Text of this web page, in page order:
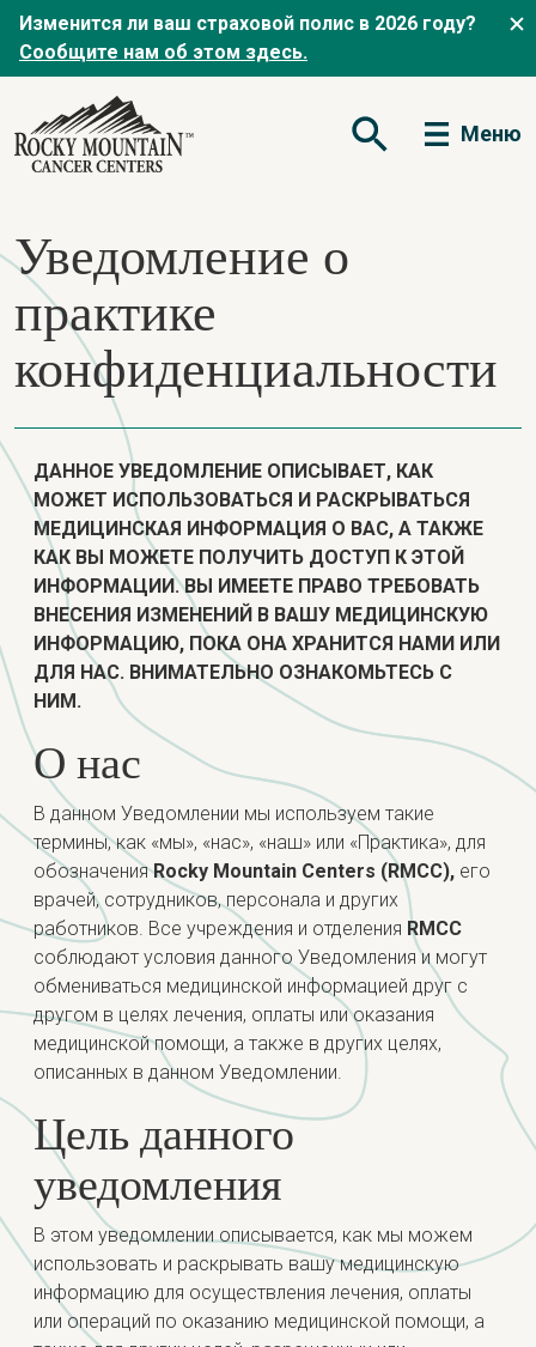
Изменится ли ваш страховой полис в 2026 году?
Сообщите нам об этом здесь.
Открытая форма
Меню
Уведомление о
практике
конфиденциальности
ДАННОЕ УВЕДОМЛЕНИЕ ОПИСЫВАЕТ, КАК
МОЖЕТ ИСПОЛЬЗОВАТЬСЯ И РАСКРЫВАТЬСЯ
МЕДИЦИНСКАЯ ИНФОРМАЦИЯ О ВАС, А ТАКЖЕ
КАК ВЫ МОЖЕТЕ ПОЛУЧИТЬ ДОСТУП К ЭТОЙ
ИНФОРМАЦИИ. ВЫ ИМЕЕТЕ ПРАВО ТРЕБОВАТЬ
ВНЕСЕНИЯ ИЗМЕНЕНИЙ В ВАШУ МЕДИЦИНСКУЮ
ИНФОРМАЦИЮ, ПОКА ОНА ХРАНИТСЯ НАМИ ИЛИ
ДЛЯ НАС. ВНИМАТЕЛЬНО ОЗНАКОМЬТЕСЬ С
НИМ.
О нас
В данном Уведомлении мы используем такие
термины, как «мы», «нас», «наш» или «Практика», для
обозначенияRocky Mountain Centers (RMCC), его
врачей, сотрудников, персонала и других
работников. Все учреждения и отделения RMCC
соблюдают условия данного Уведомления и могут
обмениваться медицинской информацией друг с
другом в целях лечения, оплаты или оказания
медицинской помощи, а также в других целях,
описанных в данном Уведомлении.
Цель данного
уведомления
В этом уведомлении описывается, как мы можем
использовать и раскрывать вашу медицинскую
информацию для осуществления лечения, оплаты
или операций по оказанию медицинской помощи, а